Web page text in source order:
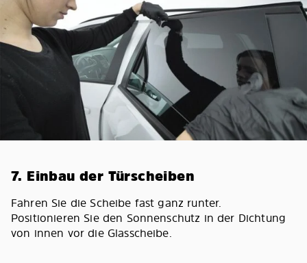
7. Einbau der Türscheiben
Fahren Sie die Scheibe fast ganz runter.
Positionieren Sie den Sonnenschutz in der Dichtung
von innen vor die Glasscheibe.